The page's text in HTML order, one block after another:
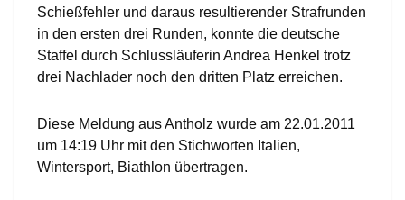
Schießfehler und daraus resultierender Strafrunden
in den ersten drei Runden, konnte die deutsche
Staffel durch Schlussläuferin Andrea Henkel trotz
drei Nachlader noch den dritten Platz erreichen.
Diese Meldung aus Antholz wurde am 22.01.2011
um 14:19 Uhr mit den Stichworten Italien,
Wintersport, Biathlon übertragen.